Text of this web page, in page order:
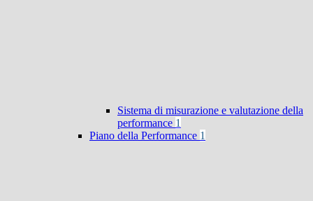
Sistema di misurazione e valutazione della
performance 1
Piano della Performance 1